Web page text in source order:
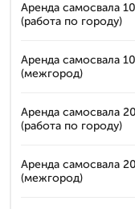
Аренда самосвала
(работа по городу)
Аренда самосвала
(межгород)
Аренда самосвала
(работа по городу)
Аренда самосвала
(межгород)